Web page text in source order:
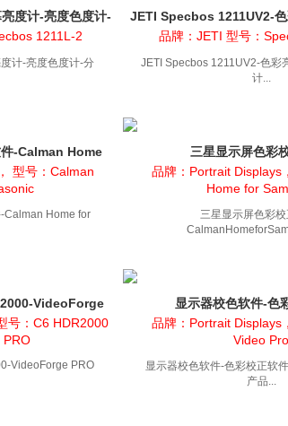
度计-亮度色度计-
1211L-2
计-亮度色度计-分
JETI Specbos 1211UV2-
亮度计
品牌：JETI 型号：
JETI Specbos 1211UV2-色彩
计...
-Calman Home
型号：Calman
Calman Home for
三星显示屏色彩
品牌：Portrait Displays
Home for
三星显示屏色彩
VideoForge
号：C6 HDR2000
PRO
VideoForge PRO
显示器校色软件-色
品牌：Portrait Displays
Video Pro
显示器校色软件-色彩校正软
产品...